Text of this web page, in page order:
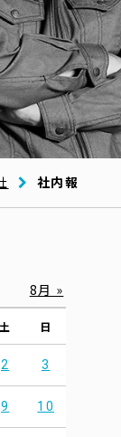
社内報
土 日
2 3
9 10
8月 »